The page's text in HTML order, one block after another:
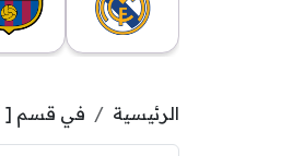
الرئيسية في قسم [